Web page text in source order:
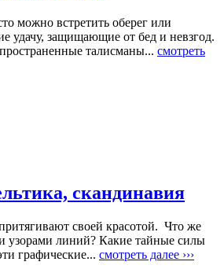
можно встретить оберег или
удачу, защищающие от бед и невзгод.
талисманы... смотреть
скандинавия
своей красотой. Что же
узорами линий? Какие тайные силы
графические... смотреть далее ›››